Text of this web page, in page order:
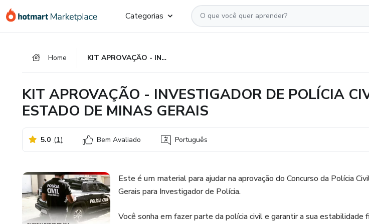
para
para
para
Categorias
Home KIT APROVAÇÃO - INVESTIGADOR DE POLÍCIA CIVIL ESTADO DE MINAS GERAIS
KIT APROVAÇÃO - INVESTIGADOR DE POLÍCIA
ESTADO DE MINAS GERAIS
5.0 (1) Bem Avaliado Português
Este é um material para ajudar na aprovação do Concurso da Polícia
Gerais para Investigador de Polícia.
Você sonha em fazer parte da polícia civil e garantir a sua estabilidade